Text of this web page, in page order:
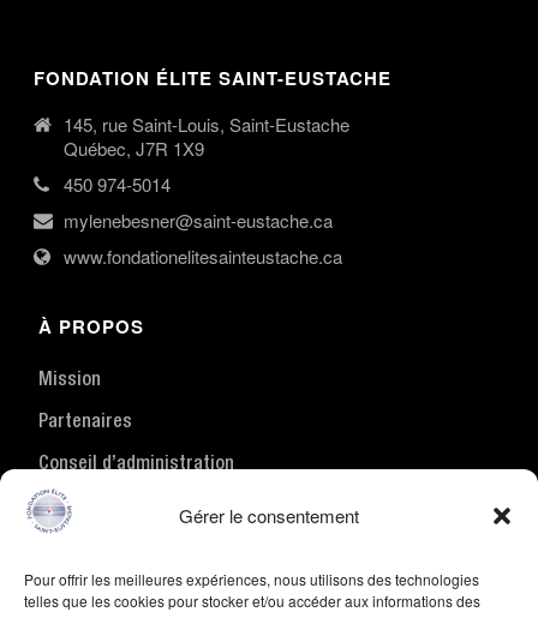
Gérer le consentement
Pour offrir les meilleures expériences, nous utilisons des technologies
telles que les cookies pour stocker et/ou accéder aux informations des
FONDATION ÉLITE SAINT-EUSTACHE
145, rue Saint-Louis, Saint-Eustache
Québec, J7R 1X9
450 974-5014
mylenebesner@saint-eustache.ca
www.fondationelitesainteustache.ca
À PROPOS
Mission
Partenaires
Conseil d’administration
Nous joindre
ACTIVITÉS